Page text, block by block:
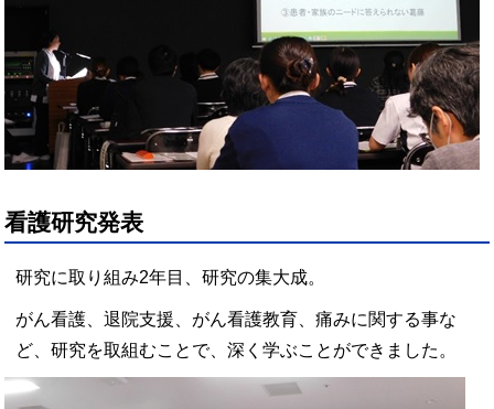
看護研究発表
研究に取り組み2年目、研究の集大成。
がん看護、退院支援、がん看護教育、痛みに関する事な
ど、研究を取組むことで、深く学ぶことができました。